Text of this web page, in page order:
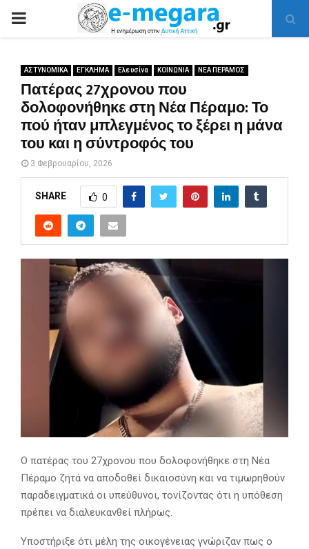
PRIMARY
ΑΣΤΥΝΟΜΙΚΑ ΕΓΚΛΗΜΑ Ελευσίνα ΚΟΙΝΩΝΙΑ ΝΕΑ ΠΕΡΑΜΟΣ
Πατέρας 27χρονου που
δολοφονήθηκε στη Νέα Πέραμο: Το
πού ήταν μπλεγμένος το ξέρει η μάνα
του και η σύντροφός του
3 Φεβρουαρίου, 2026
SHARE 0
Ο πατέρας του 27χρονου που δολοφονήθηκε στη Νέα
Πέραμο ζητά να αποδοθεί δικαιοσύνη και να τιμωρηθούν
παραδειγματικά οι υπεύθυνοι, τονίζοντας ότι η υπόθεση
πρέπει να διαλευκανθεί πλήρως.
Υποστήριξε ότι μέλη της οικογένειας γνώριζαν πως ο